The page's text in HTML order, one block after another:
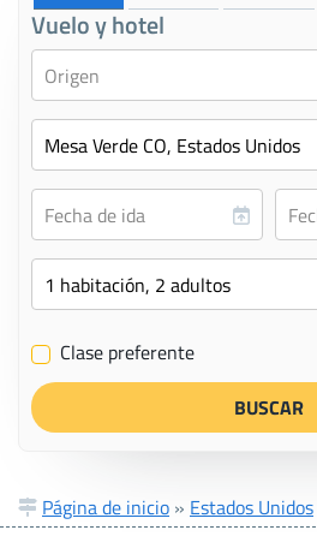
Vuelo y hotel
✔ Clase preferente
Página de inicio » Estados Unidos